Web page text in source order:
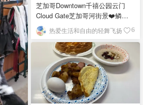
芝加哥Downtown千禧公园云门
Cloud Gate芝加哥河街景❤️鳞次
栉比的高楼
热爱生活和自由的轻舞飞扬 6